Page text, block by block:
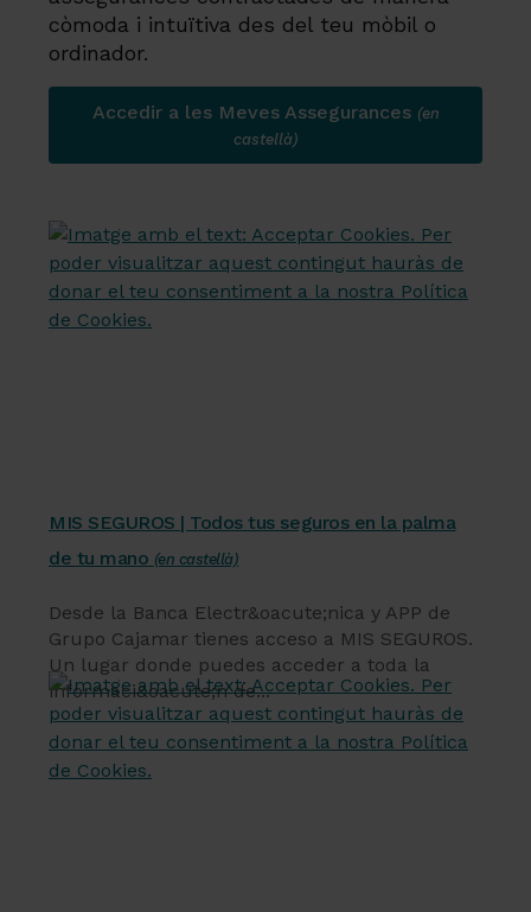
còmoda i intuïtiva des del teu mòbil o
ordinador.
Accedir a les Meves Assegurances (en
castellà)
MIS SEGUROS | Todos tus seguros en la palma
de tu mano (en castellà)
Desde la Banca Electr&oacute;nica y APP de
Grupo Cajamar tienes acceso a MIS SEGUROS.
Un lugar donde puedes acceder a toda la
informaci&oacute;n de...